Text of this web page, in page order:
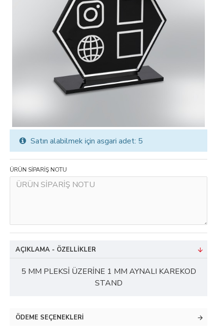
ÜRÜN SİPARİŞ NOTU
Satın alabilmek için asgari adet: 5
AÇIKLAMA - ÖZELLIKLER
5 MM PLEKSİ ÜZERİNE 1 MM AYNALI KAREKOD
STAND
ÖDEME SEÇENEKLERI